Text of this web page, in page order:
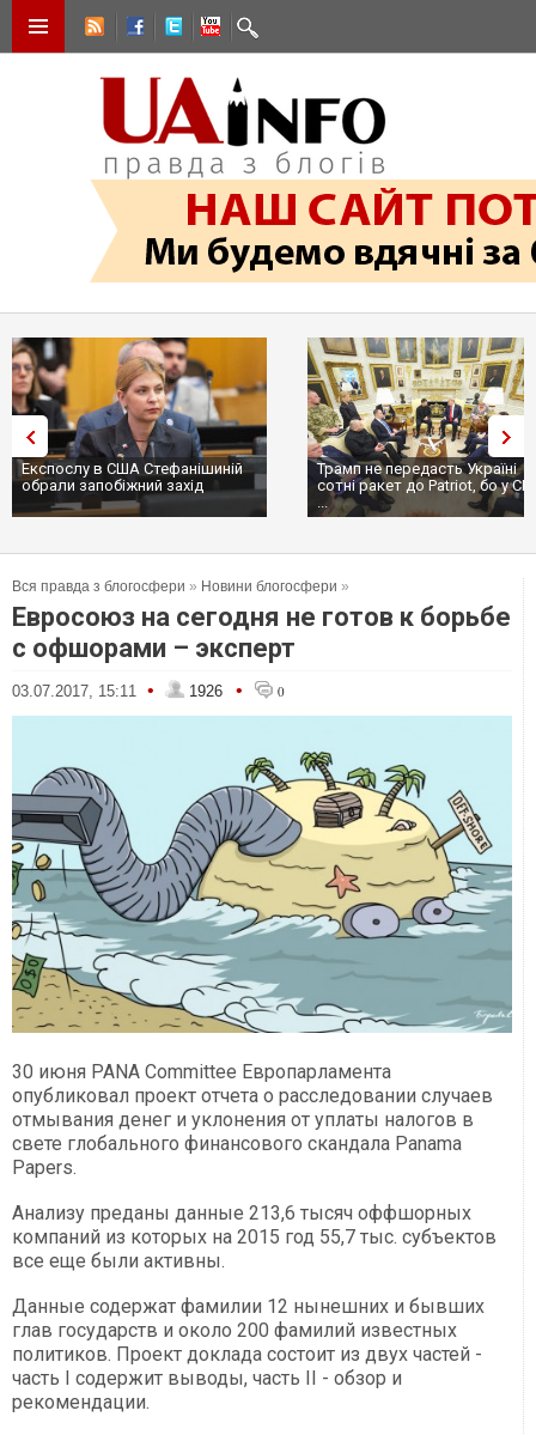
Експослу в США Стефанішиній
обрали запобіжний захід
Трамп не передасть Україні
сотні ракет до Patriot, бо у
...
Вся правда з блогосфери » Новини блогосфери »
Евросоюз на сегодня не готов к борьбе
с офшорами – эксперт
03.07.2017, 15:11 • 1926 • 0
30 июня PANA Committee Европарламента
опубликовал проект отчета о расследовании случаев
отмывания денег и уклонения от уплаты налогов в
свете глобального финансового скандала Panama
Papers.
Анализу преданы данные 213,6 тысяч оффшорных
компаний из которых на 2015 год 55,7 тыс. субъектов
все еще были активны.
Данные содержат фамилии 12 нынешних и бывших
глав государств и около 200 фамилий известных
политиков. Проект доклада состоит из двух частей -
часть I содержит выводы, часть II - обзор и
рекомендации.